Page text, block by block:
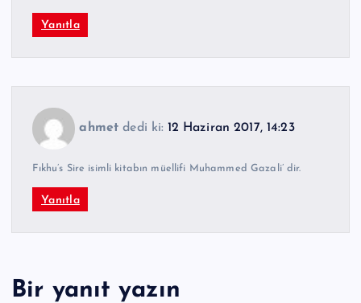
Yanıtla
ahmet dedi ki: 12 Haziran 2017, 14:23
Fıkhu’s Sire isimli kitabın müellifi Muhammed Gazali’ dir.
Yanıtla
Bir yanıt yazın